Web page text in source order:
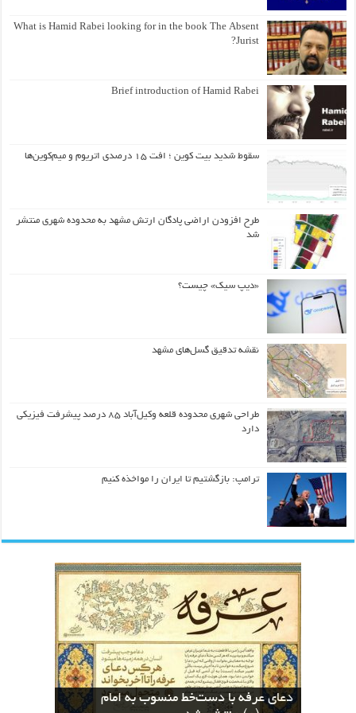
What is Hamid Rabei looking for in the book The Absent
Jurist?
Brief introduction of Hamid Rabei
سقوط شدید بیت کوین ؛ افت ۱۵ درصدی اتریوم و میم‌کوین‌ها
طرح افزودن اراضی پادگان ارتش مشهد به محدوده شهری منتشر
شد
«دیپ سیک» چیست؟
نقشه تدقیق گسل‌های مشهد
طراحی شهری محدوده قلعه وکیل‌آباد ۸۵ درصد پیشرفت فیزیکی
دارد
ترامپ: بازگشتیم تا ایران را مواخذه کنیم
The Geometric Reinterpretation of the
Divine Name “Allah”: From Calligraphy
نسخه های بازآفرینی قرآن منسوب به ائمه
اطهار در کتابخانه دیجیتال آستان قدس
کسب عنوان دوم جشنواره معلمان هنرمند
دعای عرفه با دست‌خط منسوب به امام
کسب مقام دوم بخش هنرهای مفهومی در
نخستین جشنواره معلمان هنرمند کشور